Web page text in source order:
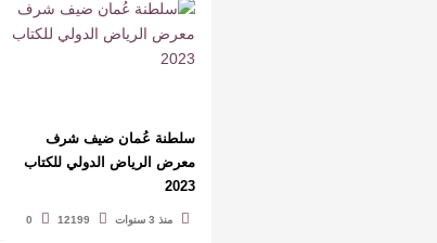
سلطنة عُمان ضيف شرف
معرض الرياض الدولي للكتاب
2023
منذ 3 سنوات 12199
0